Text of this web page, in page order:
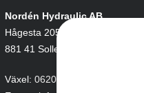
Nordén Hydraulic AB
Hågesta 205
881 41 Sollefteå
Växel: 0620-161 41